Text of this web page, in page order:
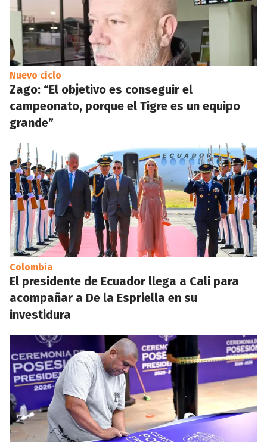
Nuevo ciclo
Zago: “El objetivo es conseguir el
campeonato, porque el Tigre es un equipo
grande”
Colombia
El presidente de Ecuador llega a Cali para
acompañar a De la Espriella en su
investidura